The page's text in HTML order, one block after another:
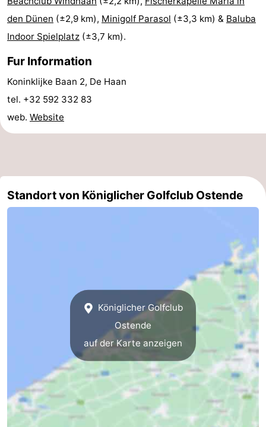
Golfplatze
-
trinken
Praktisch
-
Parken
-
Ypern
Die
den Dünen (±2,9 km), Minigolf Parasol (±3,3 km) & Baluba
Indoor Spielplatz (±3,7 km).
Fur Information
Koninklijke Baan 2, De Haan
tel. +32 592 332 83
web. Website
Standort von Königlicher Golfclub Ostende
Königlicher Golfclub
Ostende
auf der Karte anzeigen